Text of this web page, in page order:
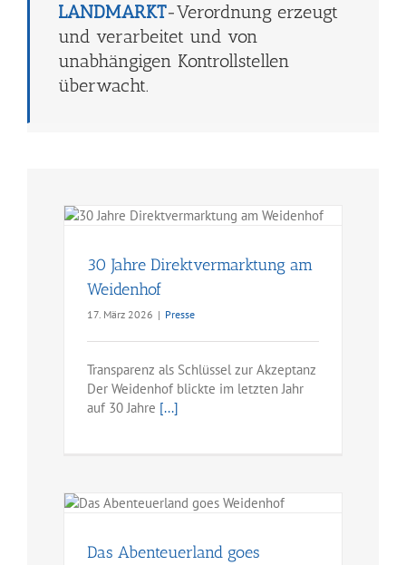
LANDMARKT-Verordnung erzeugt
und verarbeitet und von
unabhängigen Kontrollstellen
überwacht.
30 Jahre Direktvermarktung am
Weidenhof
17. März 2026 | Presse
Transparenz als Schlüssel zur Akzeptanz
Der Weidenhof blickte im letzten Jahr
auf 30 Jahre [...]
Das Abenteuerland goes